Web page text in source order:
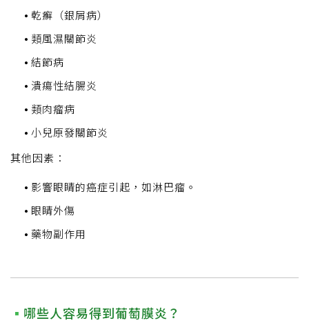
乾癬（銀屑病）
類風濕關節炎
結節病
潰瘍性結腸炎
類肉瘤病
小兒原發關節炎
其他因素：
影響眼睛的癌症引起，如淋巴瘤。
眼睛外傷
藥物副作用
哪些人容易得到葡萄膜炎？